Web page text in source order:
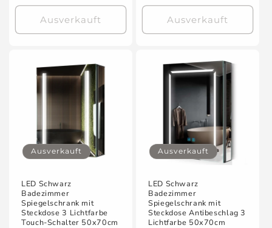
Ausverkauft
Preis
Ausverkauft
Ausverkauft
LED Schwarz
Badezimmer
Spiegelschrank mit
Steckdose 3 Lichtfarbe
Touch-Schalter 50x70cm
Ausverkauft
LED Schwarz
Badezimmer
Spiegelschrank mit
Steckdose Antibeschlag 3
Lichtfarbe 50x70cm